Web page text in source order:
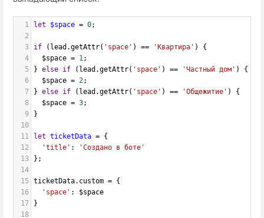
1 let $space = 0;
2
3
if ( lead .getAttr( 'space' ) == 'Квартира' ) {
4
$space = 1;
5
} else if ( lead .getAttr( 'space' ) == 'Частный дом' ) {
6
$space = 2;
7
} else if ( lead .getAttr( 'space' ) == 'Общежитие' ) {
8
$space = 3;
9
}
10
11
let ticketData = {
12
'title' :
'Создано в боте'
13
};
14
15
ticketData. custom = {
16
'space' : $space
17
}
18